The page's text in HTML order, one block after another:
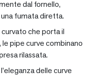
dal fornello,
fumata diretta.
che porta il
pipe curve combinano
rilassata.
delle curve